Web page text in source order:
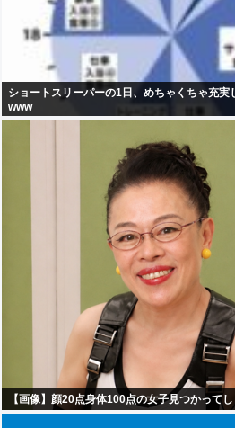
ショートスリーパーの1日、めちゃくちゃ充
www
【画像】顔20点身体100点の女子見つかって